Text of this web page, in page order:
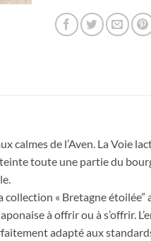
de l’Aven. La Voie
toute une partie du
« Bretagne
à offrir ou à s’offrir.
adapté aux